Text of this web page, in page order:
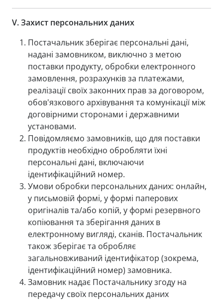
V.Захист персональних даних
Постачальник зберігає персональні дані,
надані замовником, виключно з метою
поставки продукту, обробки електронного
замовлення, розрахунків за платежами,
реалізації своїх законних прав за договором,
обов'язкового архівування та комунікації між
договірними сторонами і державними
установами.
Повідомляємо замовників, що для поставки
продуктів необхідно обробляти їхні
персональні дані, включаючи
ідентифікаційний номер.
Умови обробки персональних даних: онлайн,
у письмовій формі, у формі паперових
оригіналів та/або копій, у формі резервного
копіювання та зберігання даних в
електронному вигляді, сканів. Постачальник
також зберігає та обробляє
загальновживаний ідентифікатор (зокрема,
ідентифікаційний номер) замовника.
Замовник надає Постачальнику згоду на
передачу своїх персональних даних